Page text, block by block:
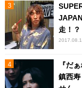
走！？
『だ
鎮西